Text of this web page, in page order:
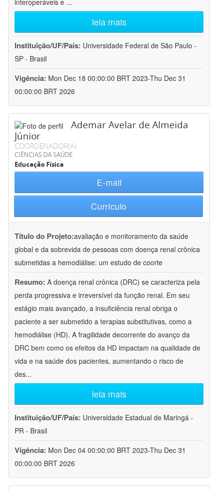
interoperáveis e ...
leia mais
Instituição/UF/País: Universidade Federal de São Paulo -
SP - Brasil
Vigência: Mon Dec 18 00:00:00 BRT 2023-Thu Dec 31
00:00:00 BRT 2026
Ademar Avelar de Almeida
Júnior
COORDENADOR(A)
CIÊNCIAS DA SAÚDE
Educação Física
E-mail
Currículo
Título do Projeto:avaliação e monitoramento da saúde
global e da sobrevida de pessoas com doença renal crônica
submetidas a hemodiálise: um estudo de coorte
Resumo: A doença renal crônica (DRC) se caracteriza pela
perda progressiva e irreversível da função renal. Em seu
estágio mais avançado, a insuficiência renal obriga o
paciente a ser submetido a terapias substitutivas, como a
hemodiálise (HD). A fragilidade decorrente do avanço da
DRC bem como os efeitos da HD impactam na qualidade de
vida e na saúde dos pacientes, aumentando o risco de
des...
leia mais
Instituição/UF/País: Universidade Estadual de Maringá -
PR - Brasil
Vigência: Mon Dec 04 00:00:00 BRT 2023-Thu Dec 31
00:00:00 BRT 2026